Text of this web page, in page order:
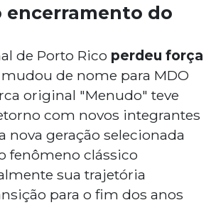
encerramento do
de Porto Rico perdeu força
de nome para MDO
original "Menudo" teve
com novos integrantes
nova geração selecionada
fenômeno clássico
sua trajetória
para o fim dos anos